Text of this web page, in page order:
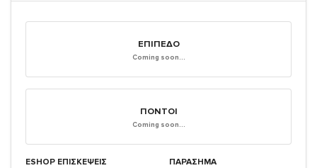
ΕΠΊΠΕΔΟ
Coming soon...
ΠΌΝΤΟΙ
Coming soon...
ESHOP ΕΠΙΣΚΈΨΕΙΣ ΠΑΡΑΣΗΜΑ